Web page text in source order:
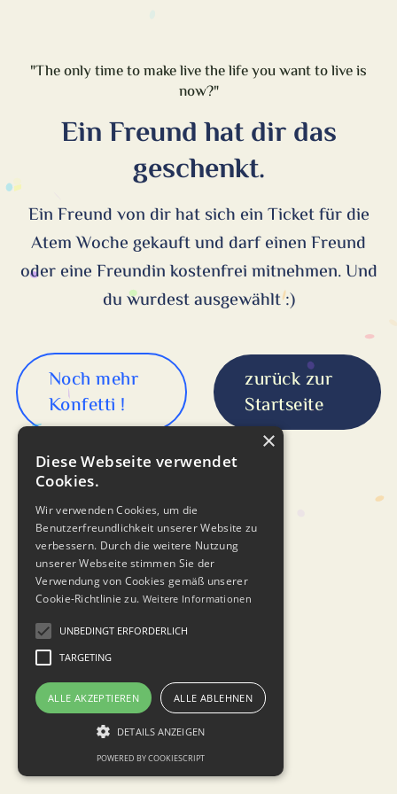
"The only time to make live the life you want to live is
now?"
Ein Freund hat dir das
geschenkt.
Ein Freund von dir hat sich ein Ticket für die
Atem Woche gekauft und darf einen Freund
oder eine Freundin kostenfrei mitnehmen. Und
du wurdest ausgewählt :)
Noch mehr
Konfetti !
zurück zur
Startseite
×
Diese Webseite verwendet
Cookies.
Wir verwenden Cookies, um die
Benutzerfreundlichkeit unserer Website zu
verbessern. Durch die weitere Nutzung
unserer Webseite stimmen Sie der
Verwendung von Cookies gemäß unserer
Cookie-Richtlinie zu. Weitere Informationen
UNBEDINGT ERFORDERLICH
TARGETING
ALLE AKZEPTIEREN ALLE ABLEHNEN
DETAILS ANZEIGEN
POWERED BY COOKIESCRIPT